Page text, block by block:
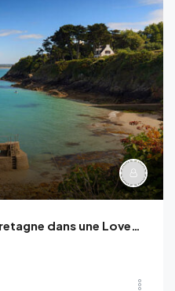
Escapade sensuelle en Bretagne dans une Loveroom